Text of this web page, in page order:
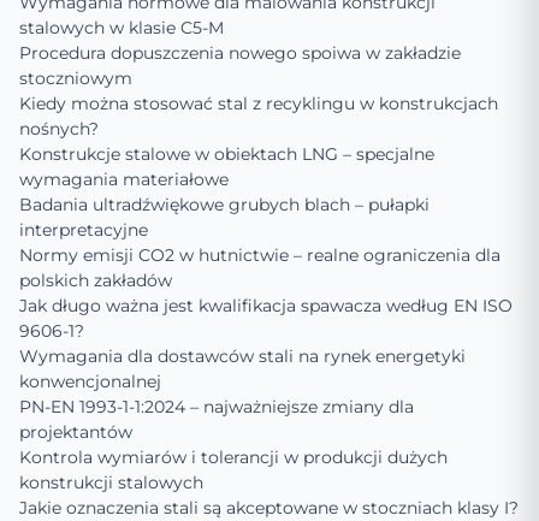
stalowych w klasie C5-M
Procedura dopuszczenia nowego spoiwa w zakładzie
stoczniowym
Kiedy można stosować stal z recyklingu w konstrukcjach
nośnych?
Konstrukcje stalowe w obiektach LNG – specjalne
wymagania materiałowe
Badania ultradźwiękowe grubych blach – pułapki
interpretacyjne
Normy emisji CO2 w hutnictwie – realne ograniczenia dla
polskich zakładów
Jak długo ważna jest kwalifikacja spawacza według EN ISO
9606-1?
Wymagania dla dostawców stali na rynek energetyki
konwencjonalnej
PN-EN 1993-1-1:2024 – najważniejsze zmiany dla
projektantów
Kontrola wymiarów i tolerancji w produkcji dużych
konstrukcji stalowych
Jakie oznaczenia stali są akceptowane w stoczniach klasy I?